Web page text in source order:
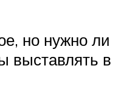
но нужно ли
выставлять в